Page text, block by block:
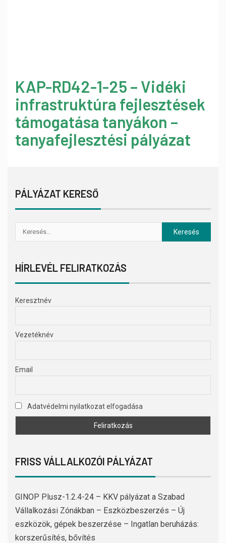
KAP-RD42-1-25 – Vidéki
infrastruktúra fejlesztések
támogatása tanyákon –
tanyafejlesztési pályázat
PÁLYÁZAT KERESŐ
HÍRLEVÉL FELIRATKOZÁS
Keresztnév
Vezetéknév
Email
Adatvédelmi nyilatkozat elfogadása
FRISS VÁLLALKOZÓI PÁLYÁZAT
GINOP Plusz-1.2.4-24 – KKV pályázat a Szabad
Vállalkozási Zónákban – Eszközbeszerzés – Új
eszközök, gépek beszerzése – Ingatlan beruházás:
korszerűsítés, bővítés